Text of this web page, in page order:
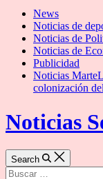
CanvasNews
Noticias de
Noticias de
Noticias de
Publicidad
Noticias Marte
colonización
Noticias
Search
Buscar: